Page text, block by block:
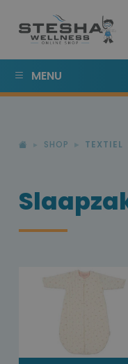
MENU
SHOP TEXTIEL